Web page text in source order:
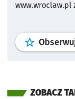
www.wroclaw.pl
ZOBACZ